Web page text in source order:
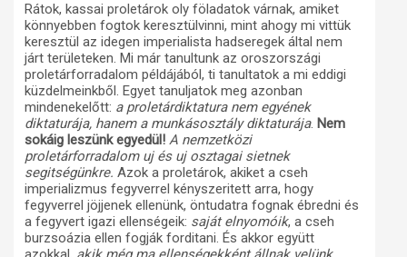
Rátok, kassai proletárok oly föladatok várnak, amiket
könnyebben fogtok keresztülvinni, mint ahogy mi vittük
keresztül az idegen imperialista hadseregek által nem
járt területeken. Mi már tanultunk az oroszországi
proletárforradalom példájából, ti tanultatok a mi eddigi
küzdelmeinkből. Egyet tanuljatok meg azonban
mindenekelőtt: a proletárdiktatura nem egyének
diktaturája, hanem a munkásosztály diktaturája. Nem
sokáig leszünk egyedül! A nemzetközi
proletárforradalom uj és uj osztagai sietnek
segitségünkre. Azok a proletárok, akiket a cseh
imperializmus fegyverrel kényszeritett arra, hogy
fegyverrel jöjjenek ellenünk, öntudatra fognak ébredni és
a fegyvert igazi ellenségeik: saját elnyomóik, a cseh
burzsoázia ellen fogják forditani. És akkor együtt